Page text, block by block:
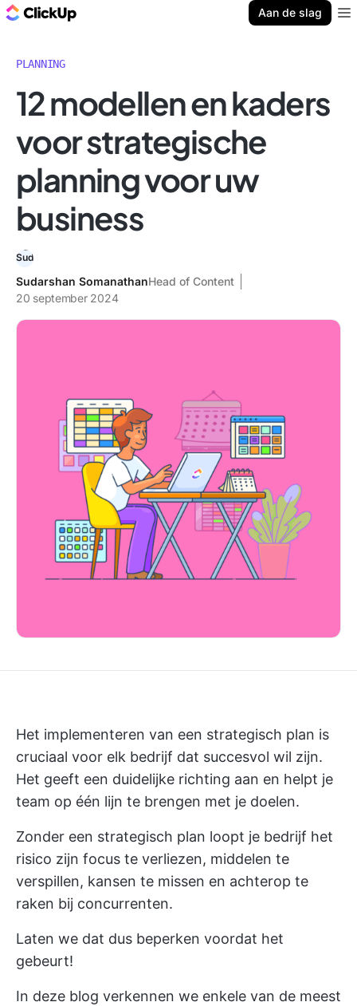
Aan de slag
PLANNING
12 modellen en kaders
voor strategische
planning voor uw
business
Sudarshan SomanathanHead of Content
20 september 2024
Het implementeren van een strategisch plan is
cruciaal voor elk bedrijf dat succesvol wil zijn.
Het geeft een duidelijke richting aan en helpt je
team op één lijn te brengen met je doelen.
Zonder een strategisch plan loopt je bedrijf het
risico zijn focus te verliezen, middelen te
verspillen, kansen te missen en achterop te
raken bij concurrenten.
Laten we dat dus beperken voordat het
gebeurt!
In deze blog verkennen we enkele van de meest